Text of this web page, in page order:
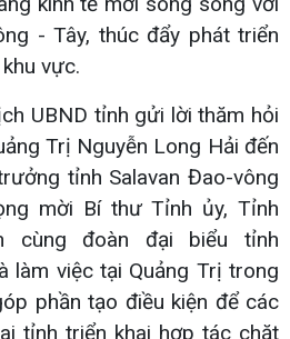
- Tây, thúc đẩy phát triển
vực.
UBND tỉnh gửi lời thăm hỏi
Trị Nguyễn Long Hải đến
tỉnh Salavan Đao-vông
mời Bí thư Tỉnh ủy, Tỉnh
cùng đoàn đại biểu tỉnh
làm việc tại Quảng Trị trong
phần tạo điều kiện để các
tỉnh triển khai hợp tác chặt